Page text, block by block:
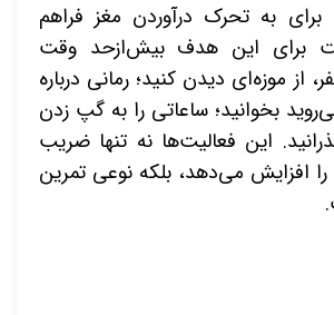
به تحرک درآوردن مغز فراهم
برای این هدف بیش‌ازحد وقت
از موزه‌ای دیدن کنید؛ رمانی درباره
بخوانید؛ ساعاتی را به گپ زدن
این فعالیت‌ها نه تنها ضریب
افزایش می‌دهد، بلکه نوعی تمرین